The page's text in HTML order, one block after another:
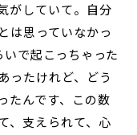
がしていて。自分
は思っていなかっ
で起こっちゃった
ったけれど、どう
たんです、この数
、支えられて、心